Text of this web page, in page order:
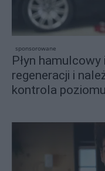
sponsorowane
Płyn
regeneracji i
kontrola